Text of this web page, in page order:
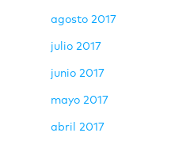
agosto 2017
julio 2017
junio 2017
mayo 2017
abril 2017